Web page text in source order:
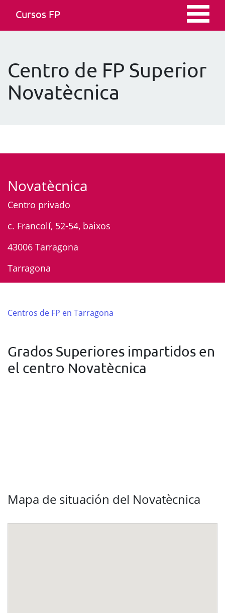
Cursos FP
Centro de FP Superior
Novatècnica
Novatècnica
Centro privado
c. Francolí, 52-54, baixos
43006 Tarragona
Tarragona
Centros de FP en Tarragona
Grados Superiores impartidos en
el centro Novatècnica
Mapa de situación del Novatècnica